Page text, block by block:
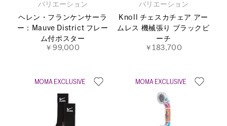
バリエーション
ヘレン・フランケンサーラ
ー：Mauve District フレー
ム付ポスター
￥99,000
バリエーション
Knoll チェスカチェア アー
ムレス 機械張り ブラックビ
ーチ
￥183,700